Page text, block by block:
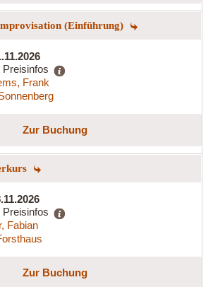
(Einführung)
Preisinfos
Frank
Zur Buchung
Preisinfos
Fabian
Zur Buchung